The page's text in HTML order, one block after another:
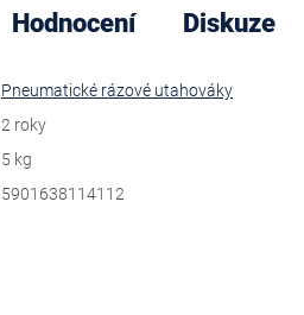
Hodnocení Diskuze
Pneumatické rázové utahováky
2 roky
5 kg
5901638114112